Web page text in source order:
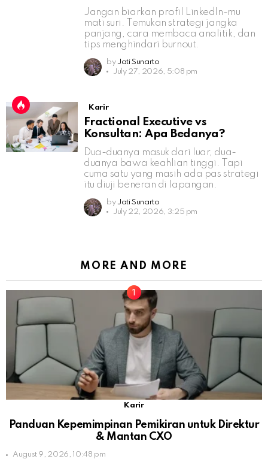
Jangan biarkan profil LinkedIn-mu
mati suri. Temukan strategi jangka
panjang, cara membaca analitik, dan
tips menghindari burnout.
by Jati Sunarto
July 27, 2026, 5:08 pm
Karir
Fractional Executive vs
Konsultan: Apa Bedanya?
Dua-duanya masuk dari luar, dua-
duanya bawa keahlian tinggi. Tapi
cuma satu yang masih ada pas strategi
itu diuji beneran di lapangan.
by Jati Sunarto
July 22, 2026, 3:25 pm
MORE AND MORE
Karir
Panduan Kepemimpinan Pemikiran untuk Direktur
& Mantan CXO
August 9, 2026, 10:48 pm